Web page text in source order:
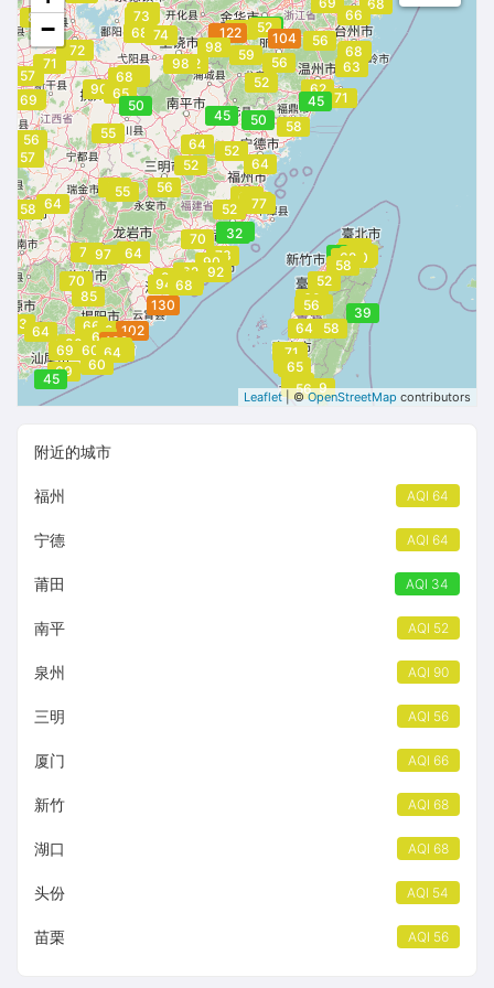
72
66
58
90
90
59
88
66
57
68
96
64
64
61
114
60
34
65
69
64 54
64
55
52
52
55
62
58
94
56
56
56
68
75
45
94
85
68
55
92
39
86
83
62
60
77
92
60
50
56
71
50
58
73
97
58
57
77
56
39
84
45
60
45
130
57
55
59
68
64
69
102
66
50
73
64
85
68
64
56
98
60
58
60
98
69
33
71
68
72 45
71
56
54
104
64
54
71
64
94
52
52
77
66
69
102
70
66
65
70
52
79
64
66
60
63
74
80
52
56
122
32
71
64
61 62
52
−
Leaflet| ©OpenStreetMap contributors
附近的城市
福州 AQI 64
宁德 AQI 64
莆田 AQI 34
南平 AQI 52
泉州 AQI 90
三明 AQI 56
厦门 AQI 66
新竹 AQI 68
湖口 AQI 68
头份 AQI 54
苗栗 AQI 56